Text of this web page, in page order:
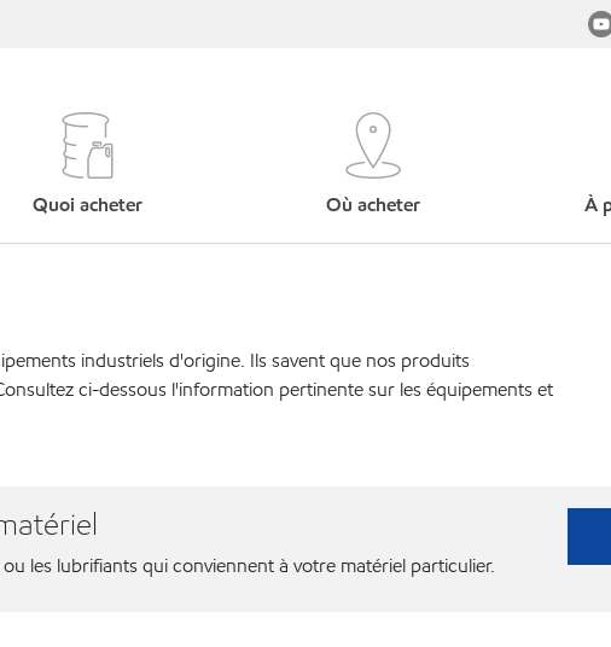
Quoi acheter Où acheter À
industriels d'origine. Ils savent que nos produits
ci-dessous l'information pertinente sur les équipements et
les lubrifiants qui conviennent à votre matériel particulier.